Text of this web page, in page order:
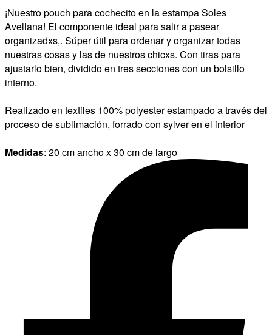
¡Nuestro pouch para cochecito en la estampa Soles
Avellana! El componente ideal para salir a pasear
organizadxs,. Súper útil para ordenar y organizar todas
nuestras cosas y las de nuestros chicxs. Con tiras para
ajustarlo bien, dividido en tres secciones con un bolsillo
interno.
Realizado en textiles 100% polyester estampado a través del
proceso de sublimación, forrado con sylver en el interior
Medidas: 20 cm ancho x 30 cm de largo